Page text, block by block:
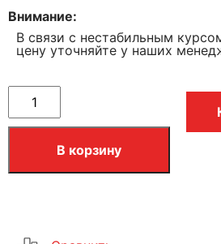
Внимание
В связи с нестабильным
цену уточняйте у наших
В корзину